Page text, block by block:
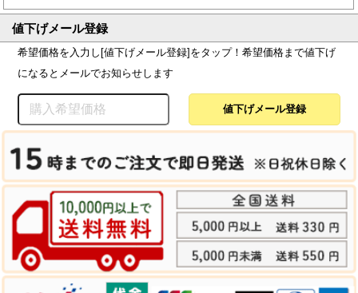
値下げメール登録
希望価格を入力し[値下げメール登録]をタップ！希望価格まで値下げ
になるとメールでお知らせします